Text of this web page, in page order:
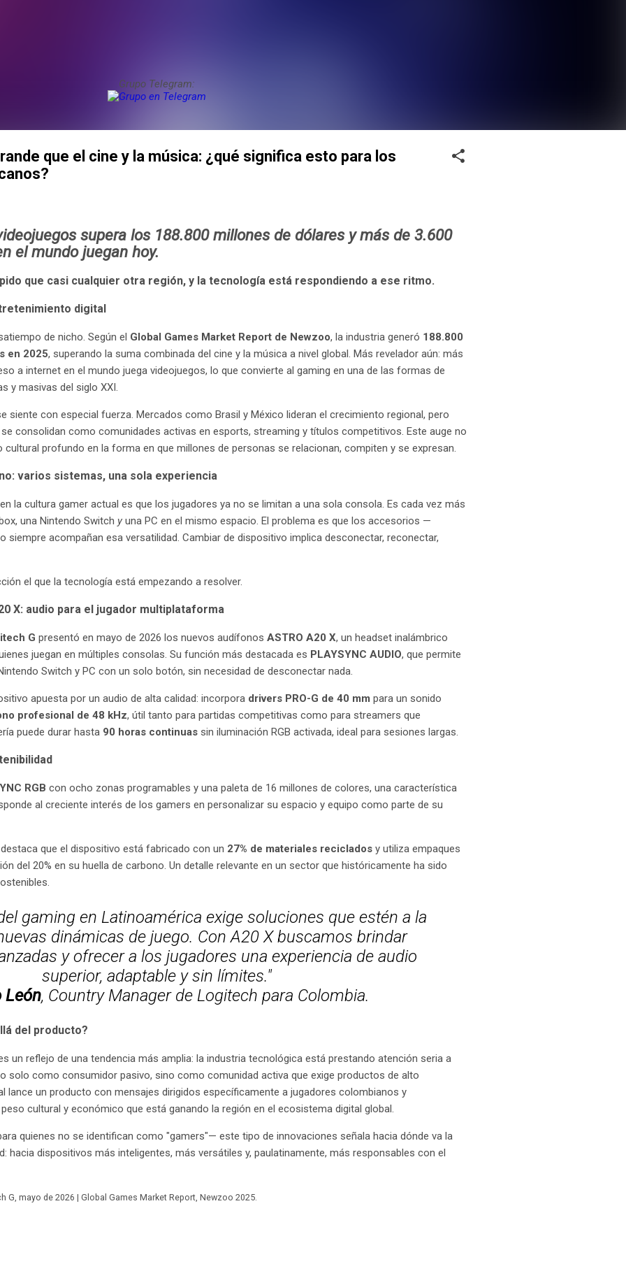
Grupo Telegram:
que el cine y la música: ¿qué significa esto para los
supera los 188.800 millones de dólares y más de 3.600
el mundo juegan hoy.
que casi cualquier otra región, y la tecnología está respondiendo a ese ritmo.
digital
de nicho. Según el Global Games Market Report de Newzoo, la industria generó 188.800
en 2025, superando la suma combinada del cine y la música a nivel global. Más revelador aún: más
a internet en el mundo juega videojuegos, lo que convierte al gaming en una de las formas de
y masivas del siglo XXI.
siente con especial fuerza. Mercados como Brasil y México lideran el crecimiento regional, pero
consolidan como comunidades activas en esports, streaming y títulos competitivos. Este auge no
profundo en la forma en que millones de personas se relacionan, compiten y se expresan.
varios sistemas, una sola experiencia
la cultura gamer actual es que los jugadores ya no se limitan a una sola consola. Es cada vez más
una Nintendo Switch y una PC en el mismo espacio. El problema es que los accesorios —
siempre acompañan esa versatilidad. Cambiar de dispositivo implica desconectar, reconectar,
el que la tecnología está empezando a resolver.
X: audio para el jugador multiplataforma
G presentó en mayo de 2026 los nuevos audífonos ASTRO A20 X, un headset inalámbrico
juegan en múltiples consolas. Su función más destacada es PLAYSYNC AUDIO, que permite
Switch y PC con un solo botón, sin necesidad de desconectar nada.
apuesta por un audio de alta calidad: incorpora drivers PRO-G de 40 mm para un sonido
profesional de 48 kHz, útil tanto para partidas competitivas como para streamers que
puede durar hasta 90 horas continuas sin iluminación RGB activada, ideal para sesiones largas.
RGB con ocho zonas programables y una paleta de 16 millones de colores, una característica
al creciente interés de los gamers en personalizar su espacio y equipo como parte de su
que el dispositivo está fabricado con un 27% de materiales reciclados y utiliza empaques
del 20% en su huella de carbono. Un detalle relevante en un sector que históricamente ha sido
gaming en Latinoamérica exige soluciones que estén a la
dinámicas de juego. Con A20 X buscamos brindar
y ofrecer a los jugadores una experiencia de audio
superior, adaptable y sin límites."
León, Country Manager de Logitech para Colombia.
del producto?
un reflejo de una tendencia más amplia: la industria tecnológica está prestando atención seria a
solo como consumidor pasivo, sino como comunidad activa que exige productos de alto
lance un producto con mensajes dirigidos específicamente a jugadores colombianos y
cultural y económico que está ganando la región en el ecosistema digital global.
quienes no se identifican como "gamers"— este tipo de innovaciones señala hacia dónde va la
hacia dispositivos más inteligentes, más versátiles y, paulatinamente, más responsables con el
G, mayo de 2026 | Global Games Market Report, Newzoo 2025.